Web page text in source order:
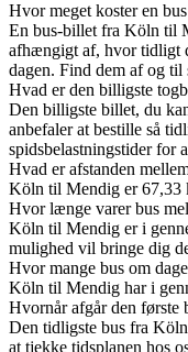
Hvor meget koster en
En bus-billet fra Köln til
afhængigt af, hvor tidligt
dagen. Find dem af og
Hvad er den billigste
Den billigste billet, du
anbefaler at bestille så
spidsbelastningstider for
Hvad er afstanden
Köln til Mendig er 67,33
Hvor længe varer bus
Köln til Mendig er i
mulighed vil bringe dig
Hvor mange bus om
Köln til Mendig har i
Hvornår afgår den
Den tidligste bus fra
at tjekke tidsplanen hos